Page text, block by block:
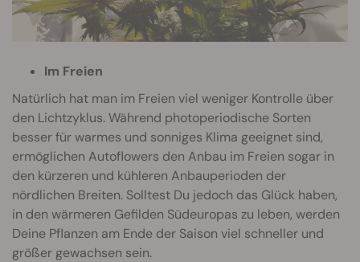
Im Freien
Natürlich hat man im Freien viel weniger Kontrolle über
den Lichtzyklus. Während photoperiodische Sorten
besser für warmes und sonniges Klima geeignet sind,
ermöglichen Autoflowers den Anbau im Freien sogar in
den kürzeren und kühleren Anbauperioden der
nördlichen Breiten. Solltest Du jedoch das Glück haben,
in den wärmeren Gefilden Südeuropas zu leben, werden
Deine Pflanzen am Ende der Saison viel schneller und
größer gewachsen sein.